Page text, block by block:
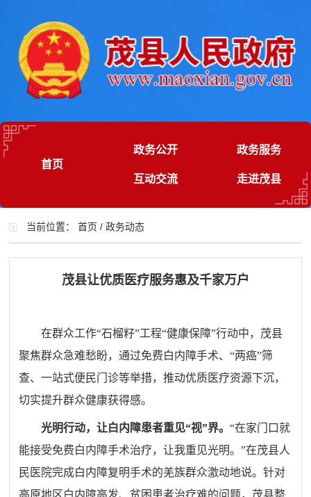
首页
政务公开 政务服务
互动交流 走进茂县
当前位置：首页 /政务动态
茂县让优质医疗服务惠及千家万户
在群众工作“石榴籽”工程“健康保障”行动中，茂县
聚焦群众急难愁盼，通过免费白内障手术、“两癌”筛
查、一站式便民门诊等举措，推动优质医疗资源下沉，
切实提升群众健康获得感。
光明行动，让白内障患者重见“视”界。“在家门口就
能接受免费白内障手术治疗，让我重见光明。”在茂县人
民医院完成白内障复明手术的羌族群众激动地说。针对
高原地区白内障高发、贫困患者治疗难的问题，茂县整